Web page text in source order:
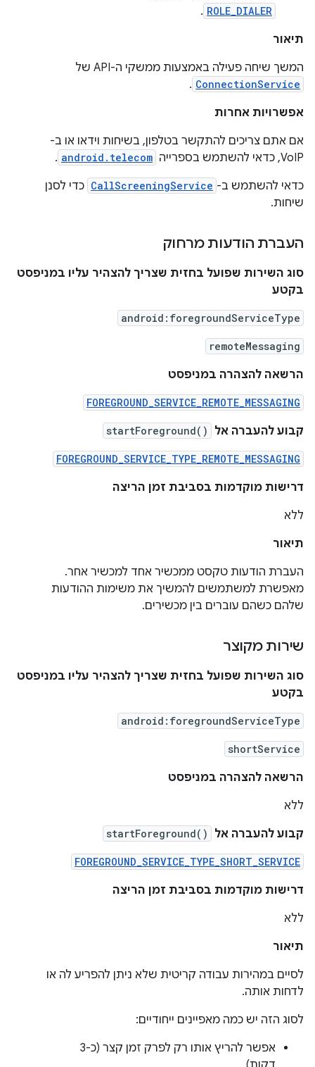
ROLE_DIALER
.
תיאור
המשך שיחה פעילה באמצעות ממשקי ה-API של
ConnectionService
.
אפשרויות אחרות
אם אתם צריכים להתקשר בטלפון, בשיחות וידאו או ב-
VoIP, כדאי להשתמש בספרייה
android.telecom
.
כדאי להשתמש ב- CallScreeningService כדי לסנן
שיחות.
העברת הודעות מרחוק
סוג השירות שפועל בחזית שצריך להצהיר עליו במניפסט
בקטע
android:foregroundServiceType
remoteMessaging
הרשאה להצהרה במניפסט
FOREGROUND_SERVICE_REMOTE_MESSAGING
קבוע להעברה אל startForeground()
FOREGROUND_SERVICE_TYPE_REMOTE_MESSAGING
דרישות מוקדמות בסביבת זמן הריצה
ללא
תיאור
העברת הודעות טקסט ממכשיר אחד למכשיר אחר.
מאפשרת למשתמשים להמשיך את משימות ההודעות
שלהם כשהם עוברים בין מכשירים.
שירות מקוצר
סוג השירות שפועל בחזית שצריך להצהיר עליו במניפסט
בקטע
android:foregroundServiceType
shortService
הרשאה להצהרה במניפסט
ללא
קבוע להעברה אל
startForeground()
FOREGROUND_SERVICE_TYPE_SHORT_SERVICE
דרישות מוקדמות בסביבת זמן הריצה
ללא
תיאור
לסיים במהירות עבודה קריטית שלא ניתן להפריע לה או
לדחות אותה.
לסוג הזה יש כמה מאפיינים ייחודיים:
אפשר להריץ אותו רק לפרק זמן קצר (כ-3